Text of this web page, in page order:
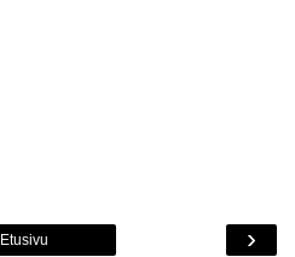
›
Etusivu